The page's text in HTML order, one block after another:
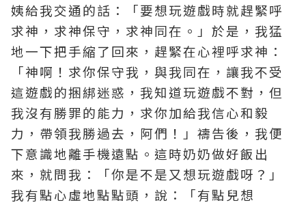
姨給我交通的話：「要想玩遊戲時就趕緊呼
求神，求神保守，求神同在。」於是，我猛
地一下把手縮了回來，趕緊在心裡呼求神：
「神啊！求你保守我，與我同在，讓我不受
這遊戲的捆綁迷惑，我知道玩遊戲不對，但
我沒有勝罪的能力，求你加給我信心和毅
力，帶領我勝過去，阿們！」禱告後，我便
下意識地離手機遠點。這時奶奶做好飯出
來，就問我：「你是不是又想玩遊戲呀？」
我有點心虛地點點頭，說：「有點兒想